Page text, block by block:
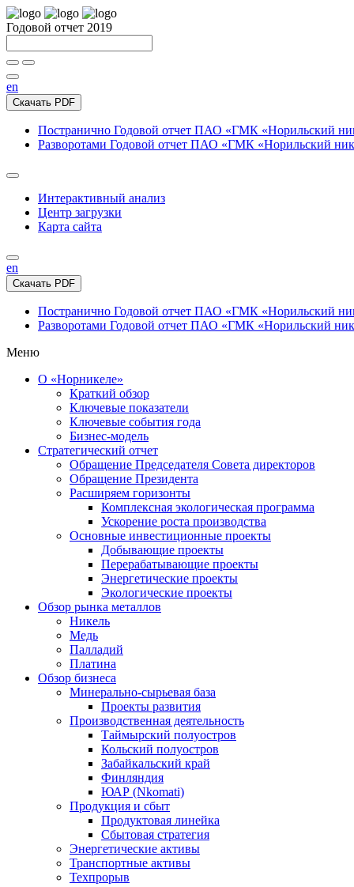
Годовой отчет 2019
en
Скачать PDF
Постранично Годовой отчет ПАО «ГМК «Норильский
Разворотами Годовой отчет ПАО «ГМК «Норильский
Интерактивный анализ
Центр загрузки
Карта сайта
en
Скачать PDF
Постранично Годовой отчет ПАО «ГМК «Норильский
Разворотами Годовой отчет ПАО «ГМК «Норильский
Меню
О «Норникеле»
Краткий обзор
Ключевые показатели
Ключевые события года
Бизнес-модель
Стратегический отчет
Обращение Председателя Совета директоров
Обращение Президента
Расширяем горизонты
Комплексная экологическая программа
Ускорение роста производства
Основные инвестиционные проекты
Добывающие проекты
Перерабатывающие проекты
Энергетические проекты
Экологические проекты
Обзор рынка металлов
Никель
Медь
Палладий
Платина
Обзор бизнеса
Минерально-сырьевая база
Проекты развития
Производственная деятельность
Таймырский полуостров
Кольский полуостров
Забайкальский край
Финляндия
ЮАР (Nkomati)
Продукция и сбыт
Продуктовая линейка
Сбытовая стратегия
Энергетические активы
Транспортные активы
Техпрорыв